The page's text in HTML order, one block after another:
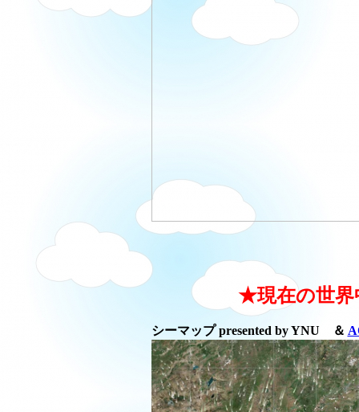
★現在の世界
シーマップ presented by YNU ＆